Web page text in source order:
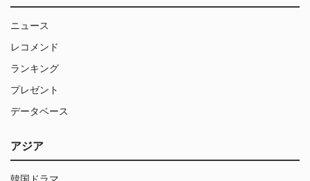
ニュース
レコメンド
ランキング
プレゼント
データベース
アジア
韓国ドラマ